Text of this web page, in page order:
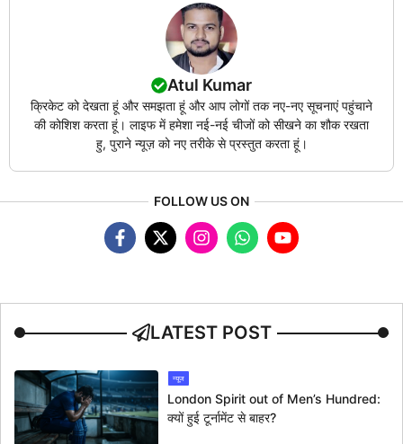
Atul Kumar
क्रिकेट को देखता हूं और समझता हूं और आप लोगों तक नए-नए सूचनाएं पहुंचाने
की कोशिश करता हूं। लाइफ में हमेशा नई-नई चीजों को सीखने का शौक रखता
हु, पुराने न्यूज़ को नए तरीके से प्रस्तुत करता हूं।
FOLLOW US ON
LATEST POST
न्यूज
London Spirit out of Men’s Hundred:
क्यों हुई टूर्नामेंट से बाहर?